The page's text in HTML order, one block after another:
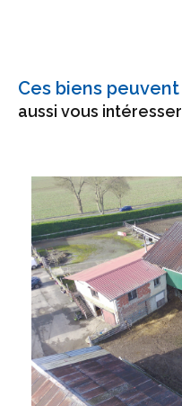
Ces biens peuvent
aussi vous intéresser